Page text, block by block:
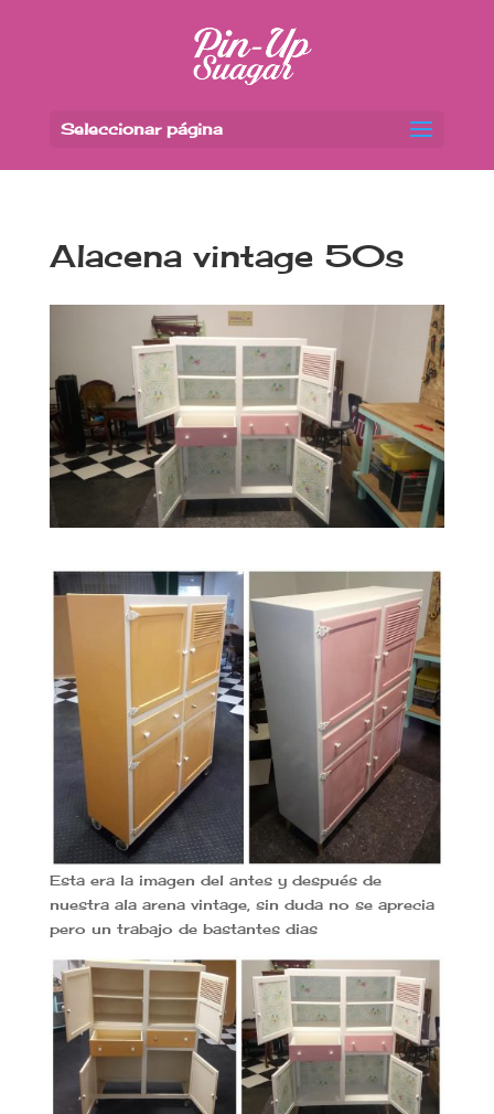
Seleccionar página
Alacena vintage 50s
Esta era la imagen del antes y después de
nuestra ala arena vintage, sin duda no se aprecia
pero un trabajo de bastantes dias